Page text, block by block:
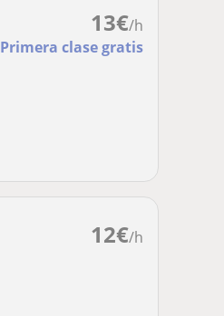
13€/h
Primera clase gratis
12€/h